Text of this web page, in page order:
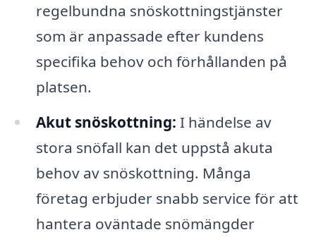
regelbundna snöskottningstjänster
som är anpassade efter kundens
specifika behov och förhållanden på
platsen.
Akut snöskottning: I händelse av
stora snöfall kan det uppstå akuta
behov av snöskottning. Många
företag erbjuder snabb service för att
hantera oväntade snömängder